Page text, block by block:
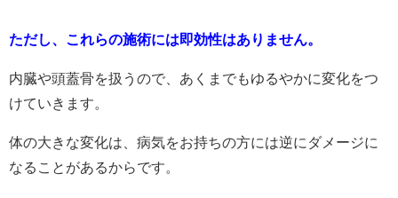
ただし、これらの施術には即効性はありません。
内臓や頭蓋骨を扱うので、あくまでもゆるやかに変化をつ
けていきます。
体の大きな変化は、病気をお持ちの方には逆にダメージに
なることがあるからです。